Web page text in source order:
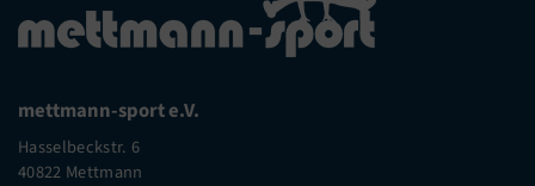
mettmann-sport e.V.
Hasselbeckstr. 6
40822 Mettmann